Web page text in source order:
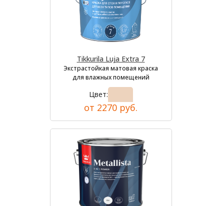
Tikkurila Luja Extra 7
Экстрастойкая матовая краска
для влажных помещений
Цвет:
от 2270 руб.